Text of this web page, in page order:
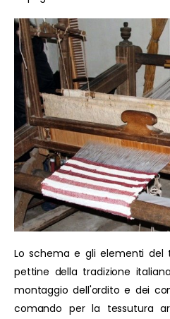
Lo schema e gli elementi del
pettine della tradizione
montaggio dell'ordito e dei
comando per la tessutura